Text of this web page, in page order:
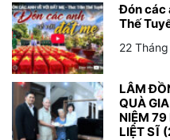
Đón các
Thế
22
LÂM
QUÀ
NIỆM 79
LIỆT SĨ